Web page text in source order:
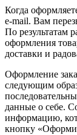
Когда
e-mail. Вам
По результатам
оформления
доставки и
Оформление
следующим
данные о себе.
информацию,
кнопку